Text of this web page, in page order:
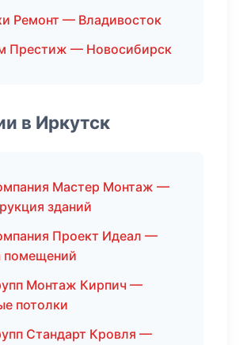
Ремонт — Владивосток
Престиж — Новосибирск
в Иркутск
Мастер Монтаж —
зданий
Проект Идеал —
помещений
Монтаж Кирпич —
потолки
Стандарт Кровля —